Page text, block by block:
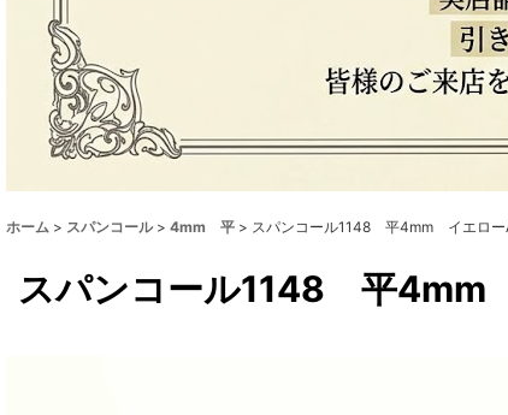
ホーム > スパンコール > 4mm 平 > スパンコール1148 平4mm イエロ
スパンコール1148 平